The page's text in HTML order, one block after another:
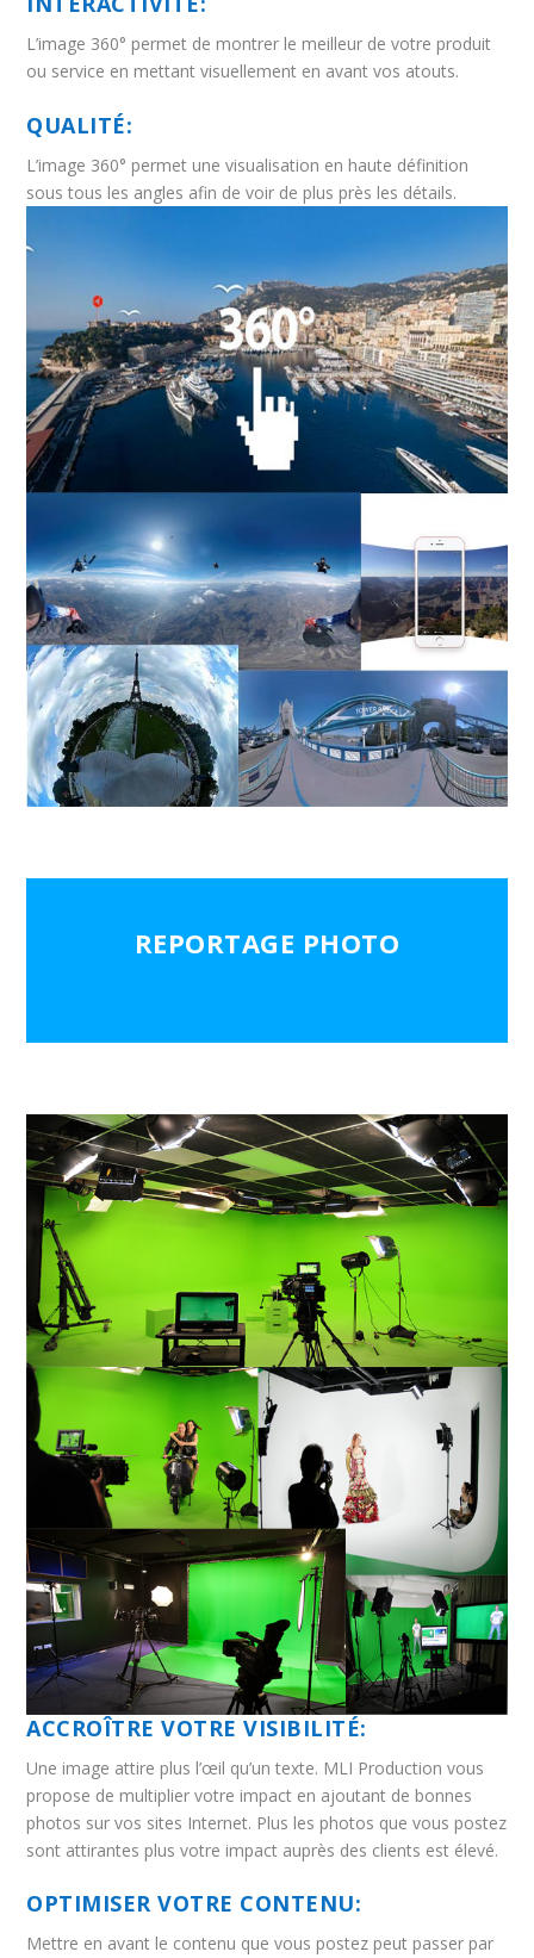
L’image 360° permet de montrer le meilleur de votre produit
ou service en mettant visuellement en avant vos atouts.
QUALITÉ:
L’image 360° permet une visualisation en haute définition
sous tous les angles afin de voir de plus près les détails.
REPORTAGE PHOTO
ACCROÎTRE VOTRE VISIBILITÉ:
Une image attire plus l’œil qu’un texte. MLI Production vous
propose de multiplier votre impact en ajoutant de bonnes
photos sur vos sites Internet. Plus les photos que vous postez
sont attirantes plus votre impact auprès des clients est élevé.
OPTIMISER VOTRE CONTENU:
Mettre en avant le contenu que vous postez peut passer par